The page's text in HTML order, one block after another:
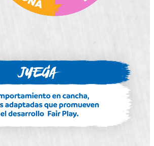
de las y los seleccionados,
y la lucha contra el